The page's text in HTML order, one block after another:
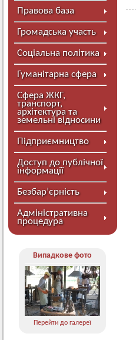
Правова база
Громадська участь
Соціальна політика
Гуманітарна сфера
Сфера ЖКГ,
транспорт,
архітектура та
земельні відносини
Підприємництво
Доступ до публічної
інформації
Безбар’єрність
Адміністративна
процедура
Випадкове фото
Перейти до галереї